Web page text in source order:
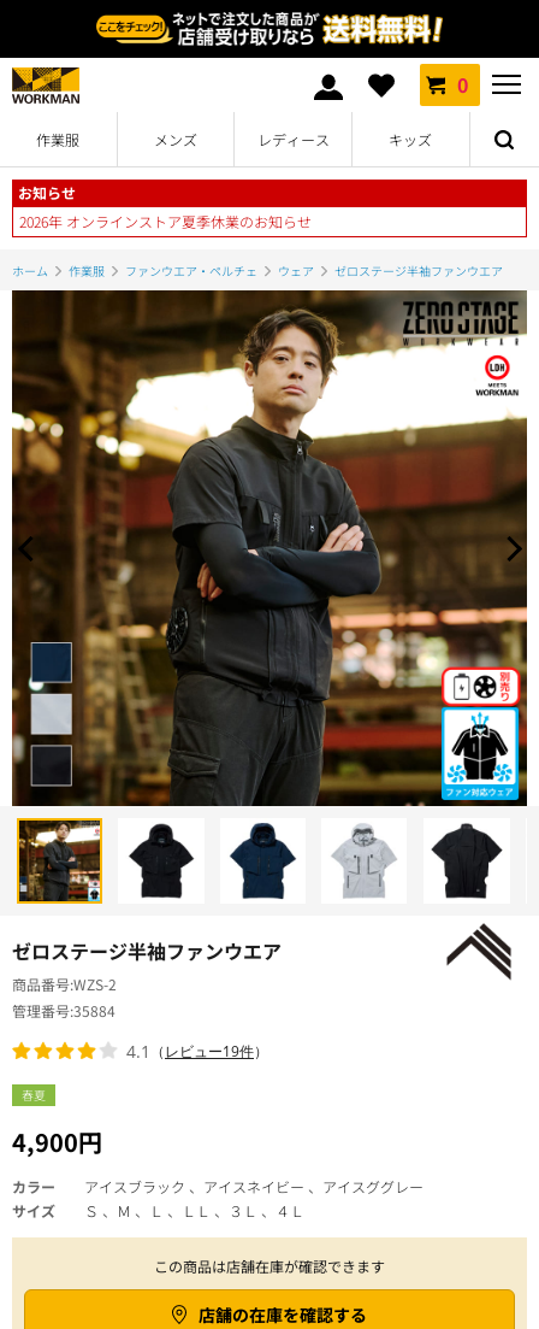
0
作業服 メンズ レディース キッズ
お知らせ
2026年 オンラインストア夏季休業のお知らせ
ホーム 作業服 ファンウエア・ペルチェ ウェア ゼロステージ半袖ファンウエア
ゼロステージ半袖ファンウエア
春夏
4,900円
商品番号WZS-2
管理番号35884
4.1 （レビュー19件）
カラー
アイスブラック 、アイスネイビー 、アイスググレー
サイズ
Ｓ 、Ｍ 、Ｌ 、ＬＬ 、３Ｌ 、４Ｌ
この商品は店舗在庫が確認できます
店舗の在庫を確認する